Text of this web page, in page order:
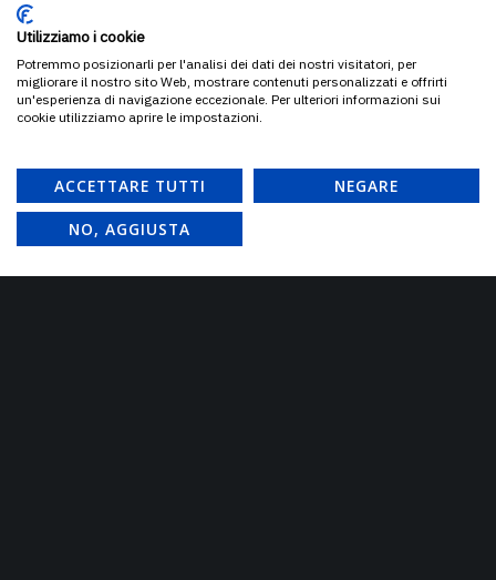
Utilizziamo i cookie
Potremmo posizionarli per l'analisi dei dati dei nostri visitatori, per
migliorare il nostro sito Web, mostrare contenuti personalizzati e offrirti
un'esperienza di navigazione eccezionale. Per ulteriori informazioni sui
cookie utilizziamo aprire le impostazioni.
ACCETTARE TUTTI NEGARE
NO, AGGIUSTA